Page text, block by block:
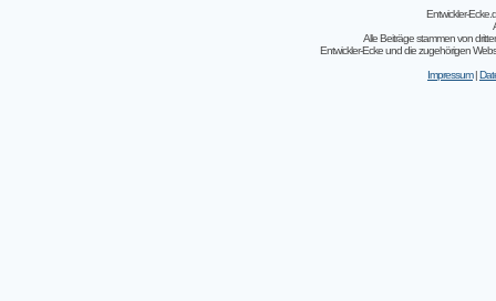
Entwickler-
Alle Beiträge stammen von
Entwickler-Ecke und die zugehörigen
Impressum|